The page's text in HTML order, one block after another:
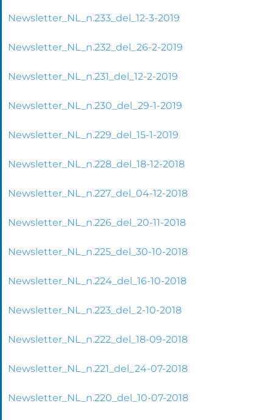
Newsletter_NL_n.233_del_12-3-2019
Newsletter_NL_n.232_del_26-2-2019
Newsletter_NL_n.231_del_12-2-2019
Newsletter_NL_n.230_del_29-1-2019
Newsletter_NL_n.229_del_15-1-2019
Newsletter_NL_n.228_del_18-12-2018
Newsletter_NL_n.227_del_04-12-2018
Newsletter_NL_n.226_del_20-11-2018
Newsletter_NL_n.225_del_30-10-2018
Newsletter_NL_n.224_del_16-10-2018
Newsletter_NL_n.223_del_2-10-2018
Newsletter_NL_n.222_del_18-09-2018
Newsletter_NL_n.221_del_24-07-2018
Newsletter_NL_n.220_del_10-07-2018